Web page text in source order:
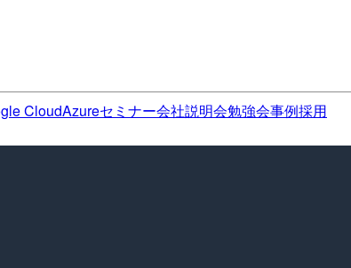
CloudAzureセミナー会社説明会勉強会事例採用